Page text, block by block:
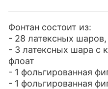
Фонтан состоит из:
- 28 латексных
- 3 латексных шара с
флоат
- 1 фольгированная
- 1 фольгированная